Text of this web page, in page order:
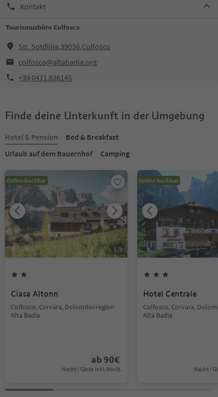
Kontakt
Tourismusbüro Colfosco
Str. Sotdlijia,39036,Colfosco
colfosco@altabadia.org
+39 0471 836145
Finde deine Unterkunft in der Umgebung
Hotel & Pension
Bed & Breakfast
Urlaub auf dem Bauernhof
Camping
Online buchbar
1/8
Ciasa Altonn
Colfosco, Corvara, Dolomitenregion
Alta Badia
ab 90€
Nacht / Gäste Inkl. MwSt.
Online buchbar
Hotel Centrale
Colfosco, Corvara,
Alta Badia
Nacht /